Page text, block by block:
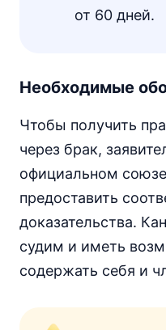
от 60 дней.
Необходимые
Чтобы получить
через брак,
официальном
предоставить
доказательства.
судим и иметь
содержать себя и